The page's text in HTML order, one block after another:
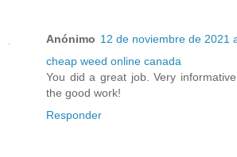
Anónimo 12 de noviembre de 2021
cheap weed online canada
You did a great job. Very
the good work!
Responder